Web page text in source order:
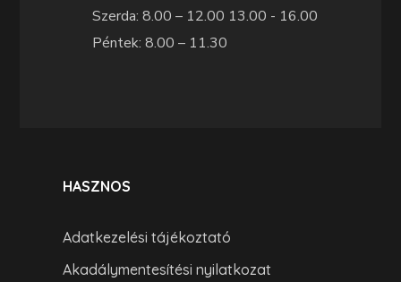
Szerda: 8.00 – 12.00 13.00 - 16.00
Péntek: 8.00 – 11.30
HASZNOS
Adatkezelési tájékoztató
Akadálymentesítési nyilatkozat